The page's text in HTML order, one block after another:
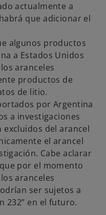
actualmente a
que adicionar el
algunos productos
a Estados Unidos
aranceles
productos de
de litio.
por Argentina
a investigaciones
excluidos del arancel
el arancel
Cabe aclarar
por el momento
aranceles
ser sujetos a
232” en el futuro.